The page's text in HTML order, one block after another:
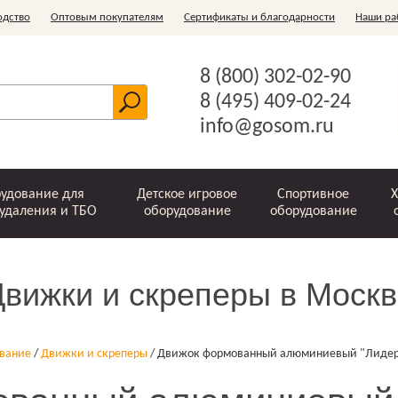
Оптовым покупателям Сертификаты и благодарности Наши
8 (800) 302-02-90
8 (495) 409-02-24
info@gosom.ru
для
и ТБО
мусоропровода
оптом
"Лодочка"
Детское игровое
оборудование
детей
Спортивное
оборудование
комплексы
и скреперы в
/ Движки и скреперы / Движок формованный алюминиевый